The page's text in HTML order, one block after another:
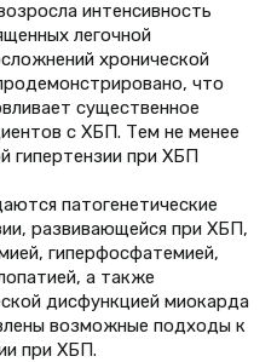
интенсивность
легочной
хронической
что
существенное
с ХБП. Тем не менее
гипертензии при ХБП
патогенетические
развивающейся при ХБП,
гиперфосфатемией,
а также
дисфункцией миокарда
возможные подходы к
при ХБП.